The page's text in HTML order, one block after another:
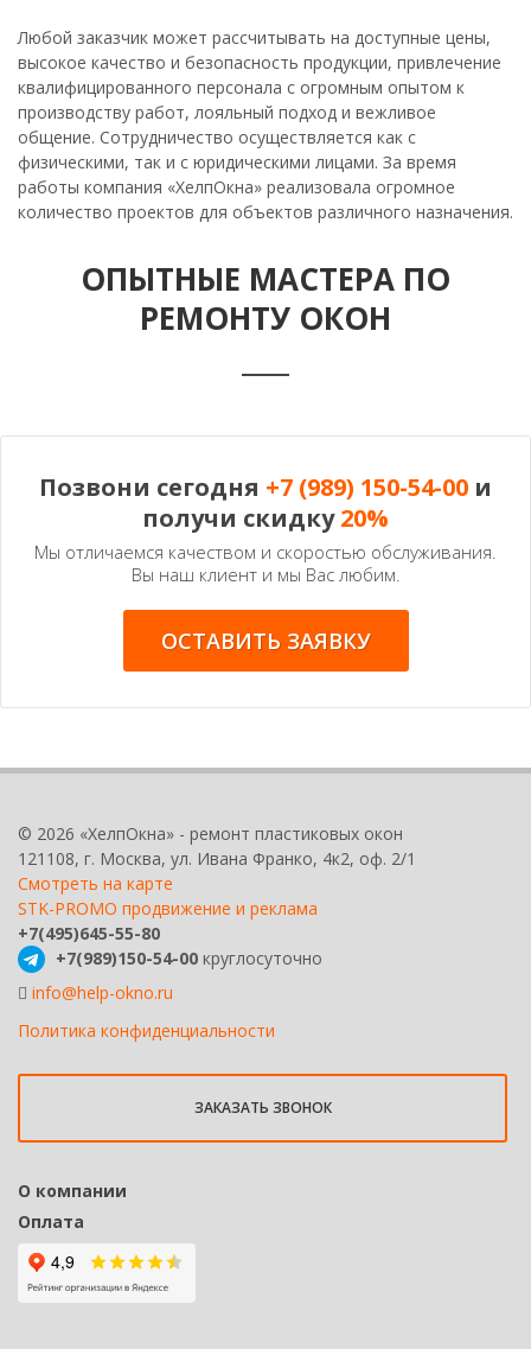
Любой заказчик может рассчитывать на доступные цены,
высокое качество и безопасность продукции, привлечение
квалифицированного персонала с огромным опытом к
производству работ, лояльный подход и вежливое
общение. Сотрудничество осуществляется как с
физическими, так и с юридическими лицами. За время
работы компания «ХелпОкна» реализовала огромное
количество проектов для объектов различного назначения.
ОПЫТНЫЕ МАСТЕРА ПО
РЕМОНТУ ОКОН
Позвони сегодня +7 (989) 150-54-00 и
получи скидку20%
Мы отличаемся качеством и скоростью обслуживания.
Вы наш клиент и мы Вас любим.
ОСТАВИТЬ ЗАЯВКУ
© 2026 «ХелпОкна» - ремонт пластиковых окон
121108, г. Москва, ул. Ивана Франко, 4к2, оф. 2/1
Смотреть на карте
STK-PROMO продвижение и реклама
+7(495)645-55-80
+7(989)150-54-00 круглосуточно
info@help-okno.ru
Политика конфиденциальности
ЗАКАЗАТЬ ЗВОНОК
О компании
Оплата